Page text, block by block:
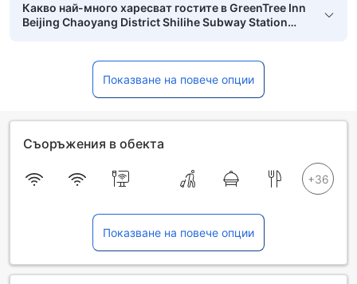
Какво най-много харесват гостите в GreenTree Inn
Beijing Chaoyang District Shilihe Subway Station
Показване на повече опции
Съоръжения в обекта
Показване на повече опции